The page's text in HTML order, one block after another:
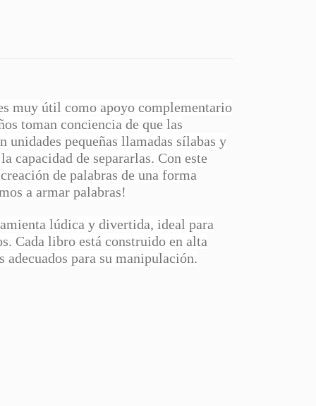
muy útil como apoyo complementario
toman conciencia de que las
unidades pequeñas llamadas sílabas y
capacidad de separarlas. Con este
de palabras de una forma
a armar palabras!
lúdica y divertida, ideal para
Cada libro está construido en alta
adecuados para su manipulación.